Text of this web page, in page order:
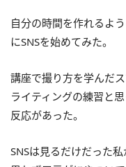
自分の時間を作れるよ
にSNSを始めてみた。
講座で撮り方を学んだ
ライティングの練習と
反応があった。
SNSは見るだけだった